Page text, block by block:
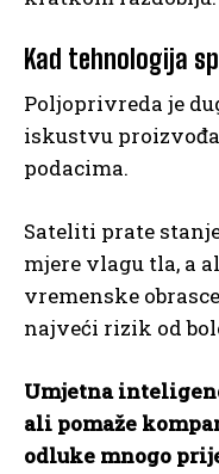
Kad tehnologija
Poljoprivreda je
iskustvu
podacima.
Sateliti prate
mjere vlagu tla, a
vremenske
najveći rizik od
Umjetna
ali pomaže
odluke mnogo